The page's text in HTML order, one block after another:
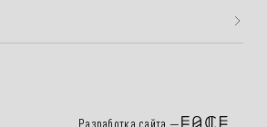
Разработка сайта —